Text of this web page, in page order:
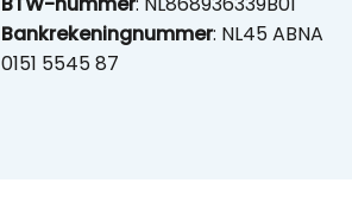
Bankrekeningnummer: NL45 ABNA
0151 5545 87